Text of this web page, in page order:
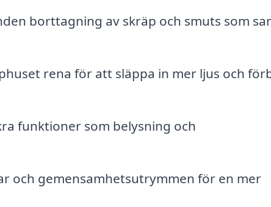
borttagning av skräp och smuts som
rena för att släppa in mer ljus och
funktioner som belysning och
och gemensamhetsutrymmen för en mer